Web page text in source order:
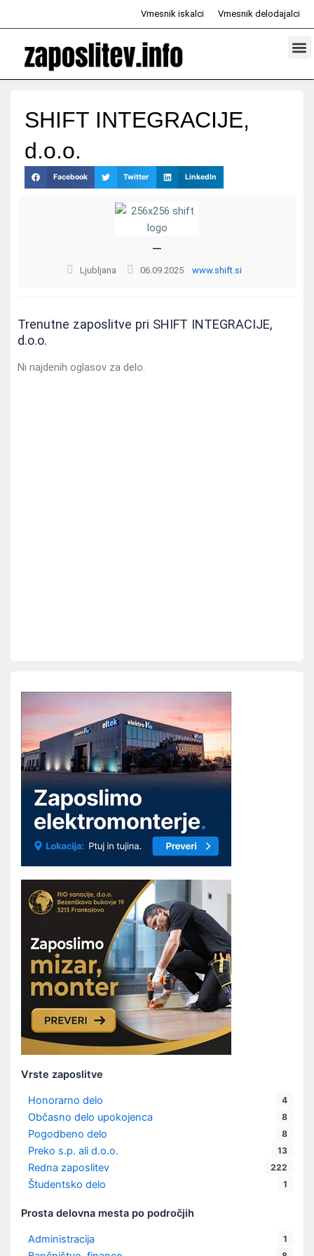
Vmesnik iskalci Vmesnik delodajalci
Vrste zaposlitve
Honorarno delo 4
Občasno delo upokojenca 8
Pogodbeno delo 8
Preko s.p. ali d.o.o. 13
Redna zaposlitev 222
Študentsko delo 1
Prosta delovna mesta po področjih
Administracija 1
SHIFT INTEGRACIJE,
d.o.o.
Facebook Twitter LinkedIn
—
Ljubljana 06.09.2025 www.shift.si
Trenutne zaposlitve pri SHIFT INTEGRACIJE,
d.o.o.
Ni najdenih oglasov za delo.